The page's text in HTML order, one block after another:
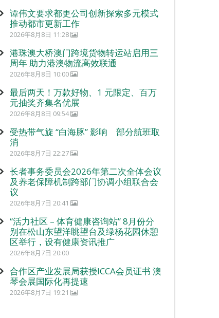
谭伟文要求都更公司创新探索多元模式
推动都市更新工作
2026年8月8日 11:28
港珠澳大桥澳门跨境货物转运站启用三
周年 助力港澳物流高效联通
2026年8月8日 10:00
最后两天！万款好物、1 元限定、百万
元抽奖齐集名优展
2026年8月8日 09:54
受热带气旋 “白海豚” 影响 部分航班取
消
2026年8月7日 22:27
长者事务委员会2026年第二次全体会议
及养老保障机制跨部门协调小组联合会
议
2026年8月7日 20:41
“活力社区 – 体育健康咨询站” 8月份分
别在松山东望洋眺望台及绿杨花园休憩
区举行，设有健康资讯推广
2026年8月7日 20:00
合作区产业发展局获授ICCA会员证书 澳
琴会展国际化再提速
2026年8月7日 19:21